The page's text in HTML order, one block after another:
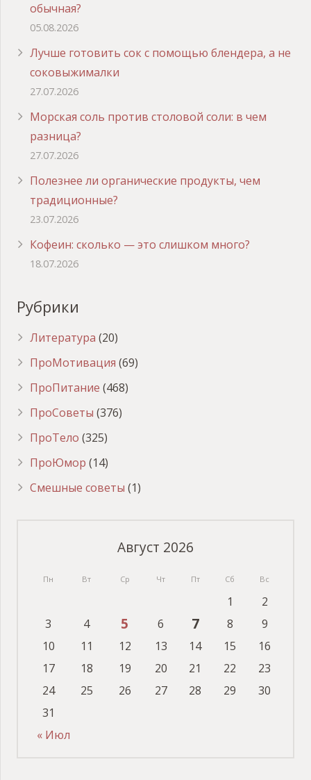
обычная?
05.08.2026
Лучше готовить сок с помощью блендера, а не
соковыжималки
27.07.2026
Морская соль против столовой соли: в чем
разница?
27.07.2026
Полезнее ли органические продукты, чем
традиционные?
23.07.2026
Кофеин: сколько — это слишком много?
18.07.2026
Рубрики
Литература (20)
ПроМотивация (69)
ПроПитание (468)
ПроСоветы (376)
ПроТело (325)
ПроЮмор (14)
Смешные советы (1)
Август 2026
Пн Вт Ср Чт Пт Сб Вс
« Июл
1
2
3
4 5 6 7 8
9
10
11 12 13 14 15
16
17
18 19 20 21 22
23
24
25 26 27 28 29
30
31